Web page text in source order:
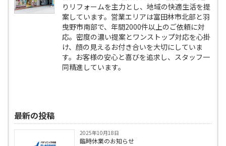
りリフォームを主力とし、地域の快適生活を提
案しています。営業エリアは富田林市北部と羽
曳野市南部で、年間2000件以上のご依頼に対
応。密度の濃い提案とワンストップ対応を心掛
け、顔の見えるお付き合いを大切にしていま
す。お客様の安心と喜びを追求し、スタッフ一
同精進しています。
最新の投稿
2025年10月18日
臨時休業のお知らせ